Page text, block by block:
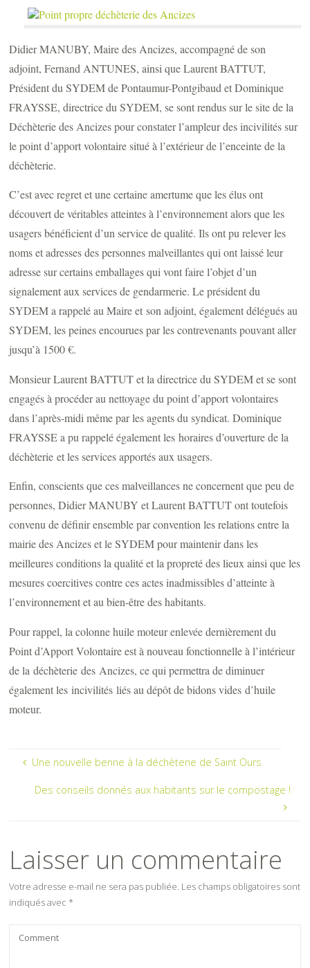
Didier MANUBY, Maire des Ancizes, accompagné de son
adjoint, Fernand ANTUNES, ainsi que Laurent BATTUT,
Président du SYDEM de Pontaumur-Pontgibaud et Dominique
FRAYSSE, directrice du SYDEM, se sont rendus sur le site de la
Déchèterie des Ancizes pour constater l’ampleur des incivilités sur
le point d’apport volontaire situé à l’extérieur de l’enceinte de la
déchèterie.
C’est avec regret et une certaine amertume que les élus ont
découvert de véritables atteintes à l’environnement alors que les
usagers bénéficient d’un service de qualité. Ils ont pu relever les
noms et adresses des personnes malveillantes qui ont laissé leur
adresse sur certains emballages qui vont faire l’objet d’un
signalement aux services de gendarmerie. Le président du
SYDEM a rappelé au Maire et son adjoint, également délégués au
SYDEM, les peines encourues par les contrevenants pouvant aller
jusqu’à 1500 €.
Monsieur Laurent BATTUT et la directrice du SYDEM et se sont
engagés à procéder au nettoyage du point d’apport volontaires
dans l’après-midi même par les agents du syndicat. Dominique
FRAYSSE a pu rappelé également les horaires d’ouverture de la
déchèterie et les services apportés aux usagers.
Enfin, conscients que ces malveillances ne concernent que peu de
personnes, Didier MANUBY et Laurent BATTUT ont toutefois
convenu de définir ensemble par convention les relations entre la
mairie des Ancizes et le SYDEM pour maintenir dans les
meilleures conditions la qualité et la propreté des lieux ainsi que les
mesures coercitives contre ces actes inadmissibles d’atteinte à
l’environnement et au bien-être des habitants.
Pour rappel, la colonne huile moteur enlevée dernièrement du
Point d’Apport Volontaire est à nouveau fonctionnelle à l’intérieur
de la déchèterie des Ancizes, ce qui permettra de diminuer
également les incivilités liés au dépôt de bidons vides d’huile
moteur.
Une nouvelle benne à la déchèterie de Saint Ours
Des conseils donnés aux habitants sur le compostage !
Laisser un commentaire
Votre adresse e-mail ne sera pas publiée. Les champs obligatoires sont
indiqués avec*